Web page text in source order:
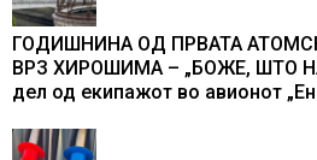
ГОДИШНИНА ОД ПРВАТА
ВРЗ ХИРОШИМА – „БОЖЕ, ШТО
дел од екипажот во авионот
промени текот на историјата